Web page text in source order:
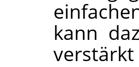
kann
verstärkt